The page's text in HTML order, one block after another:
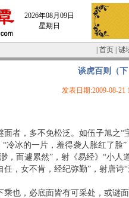
2026年08月09日
星期日
首页 谜
谈虎百则（
发表日期:2009-08-21
面者，多不免松泛。如伍子旭之“
“冷冰的一片，羞得袭人胀红了脸
，而遽累然”，射《易经》“小人
任，女不肯，经纪弥勤”，射唐诗
乘也，必底面皆有可采处，或谜